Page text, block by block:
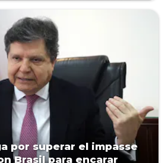
por superar el impasse
Brasil para encarar